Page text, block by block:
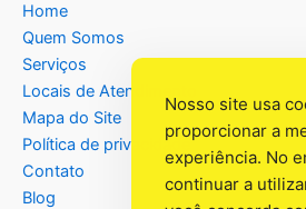
Home
Quem Somos
Serviços
Locais de Atendimento
Mapa do Site
Política de privacidade
Contato
Blog
Nosso site usa
proporcionar a
experiência. No
continuar a